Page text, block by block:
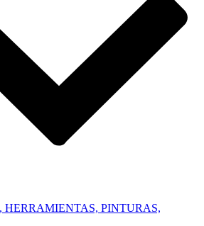
HERRAMIENTAS, PINTURAS,